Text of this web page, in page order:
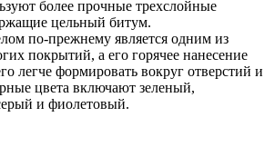
более прочные трехслойные
цельный битум.
по-прежнему является одним из
покрытий, а его горячее нанесение
легче формировать вокруг отверстий и
цвета включают зеленый,
и фиолетовый.